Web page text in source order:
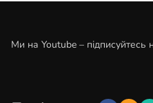
Ми на Youtube – підписуйтесь